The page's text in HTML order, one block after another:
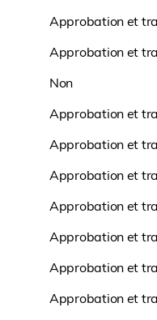
Approbation et
Approbation et
Non
Approbation et
Approbation et
Approbation et
Approbation et
Approbation et
Approbation et
Approbation et